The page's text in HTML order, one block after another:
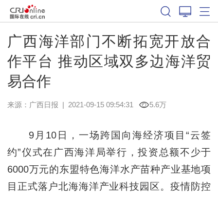
广西海洋部门不断拓宽开放合
作平台 推动区域双多边海洋贸
易合作
来源： 广西日报 | 2021-09-15 09:54:31 5.6万
9月10日，一场跨国向海经济项目“云签
约”仪式在广西海洋局举行，投资总额不少于
6000万元的东盟特色海洋水产苗种产业基地项
目正式落户北海海洋产业科技园区。疫情防控